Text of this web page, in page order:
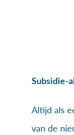
Subsidie-
Altijd als
van de